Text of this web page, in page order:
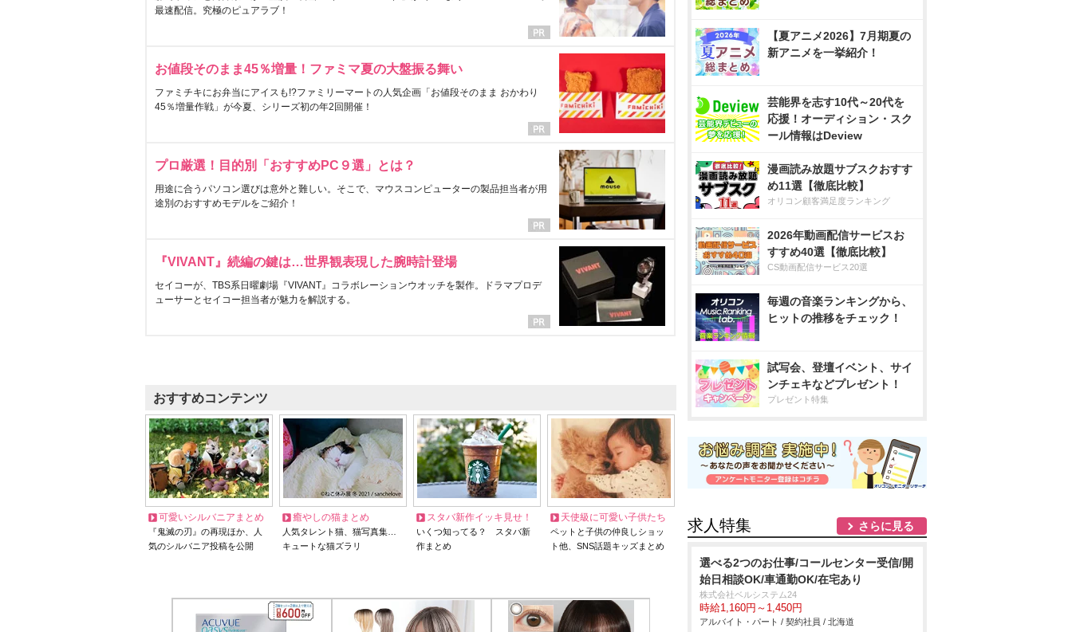
最速配信。究極のピュアラブ！
お値段そのまま45％増量！ファミマ夏の大盤振る舞い
ファミチキにお弁当にアイスも!?ファミリーマートの人気企画「お値段そのまま おかわり
45％増量作戦」が今夏、シリーズ初の年2回開催！
プロ厳選！目的別「おすすめPC９選」とは？
用途に合うパソコン選びは意外と難しい。そこで、マウスコンピューターの製品担当者が用
途別のおすすめモデルをご紹介！
『VIVANT』続編の鍵は…世界観表現した腕時計登場
セイコーが、TBS系日曜劇場『VIVANT』コラボレーションウオッチを製作。ドラマプロデ
ューサーとセイコー担当者が魅力を解説する。
おすすめコンテンツ
可愛いシルバニアまとめ
『鬼滅の刃』の再現ほか、人
気のシルバニア投稿を公開
癒やしの猫まとめ
人気タレント猫、猫写真集…
キュートな猫ズラリ
スタバ新作イッキ見せ！
いくつ知ってる？ スタバ新
作まとめ
天使級に可愛い子供たち
ペットと子供の仲良しショッ
ト他、SNS話題キッズまとめ
【夏アニメ2026】7月期夏の
新アニメを一挙紹介！
芸能界を志す10代～20代を
応援！オーディション・スク
ール情報はDeview
漫画読み放題サブスクおすす
め11選【徹底比較】
オリコン顧客満足度ランキング
2026年動画配信サービスお
すすめ40選【徹底比較】
CS動画配信サービス20選
毎週の音楽ランキングから、
ヒットの推移をチェック！
試写会、登壇イベント、サイ
ンチェキなどプレゼント！
プレゼント特集
求人特集 さらに見る
選べる2つのお仕事/コールセンター受信/開
始日相談OK/車通勤OK/在宅あり
株式会社ベルシステム24
時給1,160円～1,450円
アルバイト・パート / 契約社員 / 北海道